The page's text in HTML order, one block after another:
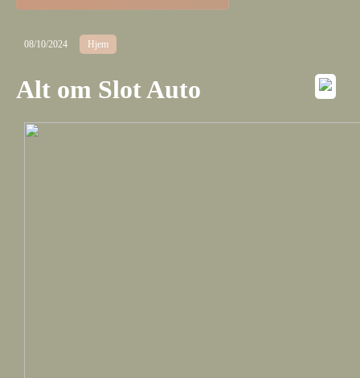
08/10/2024 Hjem
Alt om Slot Auto